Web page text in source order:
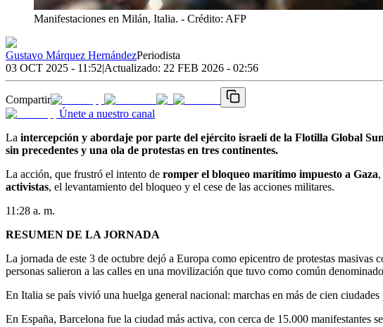
Manifestaciones en Milán, Italia. - Crédito: AFP
Gustavo Márquez HernándezPeriodista
03 OCT 2025 - 11:52|Actualizado: 22 FEB 2026 - 02:56
Compartir
Únete a nuestro canal
La intercepción y abordaje por parte del ejército israelí de la Flotilla Global
sin precedentes y una ola de protestas en tres continentes.
La acción, que frustró el intento de romper el bloqueo marítimo impuesto a Gaza
activistas, el levantamiento del bloqueo y el cese de las acciones militares.
11:28 a. m.
RESUMEN DE LA JORNADA
La jornada de este 3 de octubre dejó a Europa como epicentro de protestas
personas salieron a las calles en una movilización que tuvo como común
En Italia se país vivió una huelga general nacional: marchas en más de cien
En España, Barcelona fue la ciudad más activa, con cerca de 15.000 manifestantes